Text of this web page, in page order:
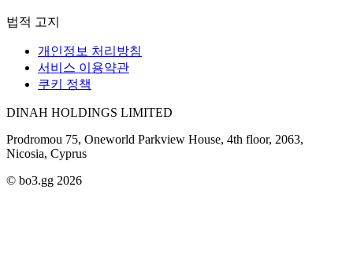
법적 고지
개인정보 처리방침
서비스 이용약관
쿠키 정책
DINAH HOLDINGS LIMITED
Prodromou 75, Oneworld Parkview House, 4th floor, 2063,
Nicosia, Cyprus
© bo3.gg 2026